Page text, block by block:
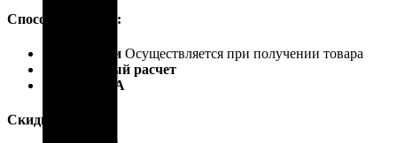
Способы оплаты:
Наличными Осуществляется при получении товара
Безналичный расчет
Карты VISA
Скидки: